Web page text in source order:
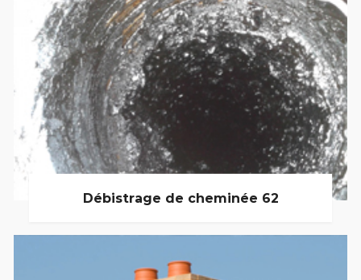
Débistrage de cheminée 62